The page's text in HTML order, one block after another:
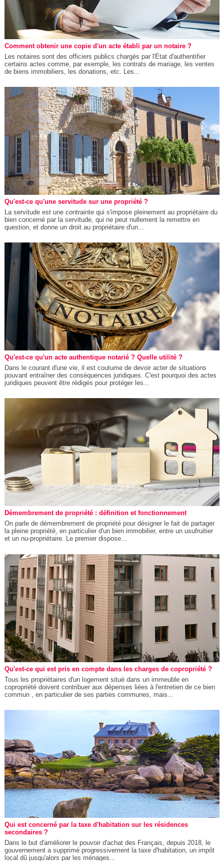
Comment obtenir une copie d'un acte établi par un notaire ?
Les notaires sont des officiers publics chargés par l'État d'authentifier
certains actes comme, par exemple, les contrats de mariage, les ventes
de biens immobiliers, les donations, etc. Les...
Qu'est-ce qu'une servitude sur une propriété ?
La servitude est une contrainte qui s'impose pleinement au propriétaire du
bien concerné par la servitude, qui ne peut nullement la remettre en
question, et donne un droit au propriétaire d'un...
Qu'est-ce qu'un acte authentique notarié ? Quelle utilité ?
Dans le courant d'une vie, il est coutume de devoir acter de situations
pouvant entraîner des conséquences juridiques. C'est pourquoi des actes
juridiques peuvent être rédigés pour protéger les...
Démembrement de propriété : définition et fonctionnement
On parle de démembrement de propriété pour désigner le fait de partager
la pleine propriété, en particulier d'un bien immobilier, entre un usufruitier
et un nu-propriétaire. Le premier dispose...
Qu'est-ce qui est pris en compte dans les charges de copropriété ?
Tous les propriétaires d'un logement situé dans un immeuble en
copropriété doivent contribuer aux dépenses liées à l'entretien de ce bien
commun , en particulier de ses parties communes, mais...
Qui est concerné par la taxe d'habitation sur les résidences
secondaires ?
Dans le but d'améliorer le pouvoir d'achat des Français, depuis 2018, le
gouvernement a supprimé progressivement la taxe d'habitation, un impôt
local dû jusqu'alors par les ménages...